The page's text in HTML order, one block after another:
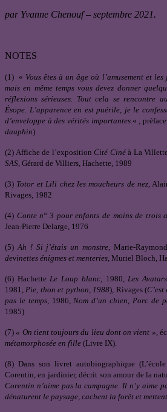
par Yvanne Chenouf – septembre 2021.
NOTES
(1) « Vous êtes à un âge où l’amusement et
mais en même temps vous devez donner
réflexions sérieuses. Tout cela se rencontre
Ésope. L’apparence en est puérile, je le
d’enveloppe à des vérités importantes.« ,
dauphin).
(2) Affiche de l’expositionCité Cinéà La
SAS, Gérard de Villiers, Hachette, 1989
(3) Totor et Lili chez les moucheurs de nez,
Rivages, 1982
(4) Conte n° 3 pour enfants de moins de trois
Jean-Pierre Delarge, 1976
(5)Ah ! Si j’étais un monstre, Marie-
devinettes énigmes et menteries, Muriel Bloch,
(6) HachetteLe Loup blanc, 1980,Les
1981,Pie, thon et python, 1988), Rivages (
pas le temps, 1986,Nom d’un chien,Porc de
1985)
(7) « On tient toujours du lieu dont on vient »,
métamorphosée en fille (Livre IX).
(8) Dans son livret autobiographique
Corentin, en jardinier, décrit son amour de la
Corentin n’aime pas la campagne. Il n’y aime
dénaturent le paysage, cachent la forêt et